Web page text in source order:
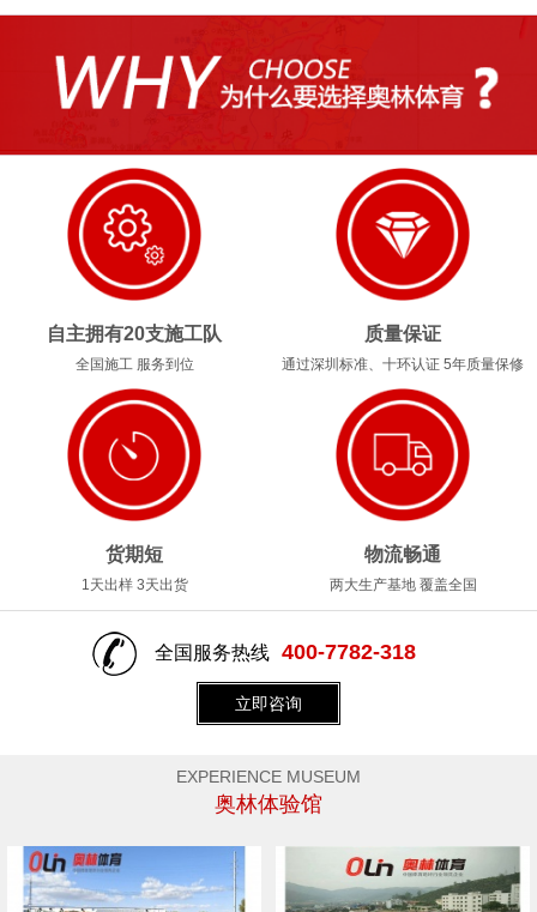
自主拥有20支施工队
全国施工 服务到位
质量保证
通过深圳标准、十环认证 5年质量保修
货期短
1天出样 3天出货
物流畅通
两大生产基地 覆盖全国
全国服务热线 400-7782-318
立即咨询
EXPERIENCE MUSEUM
奥林体验馆